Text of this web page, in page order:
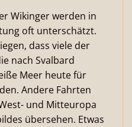
Wikinger werden in
oft unterschätzt.
dass viele der
nach Svalbard
Meer heute für
Andere Fahrten
und Mitteuropa
übersehen. Etwas